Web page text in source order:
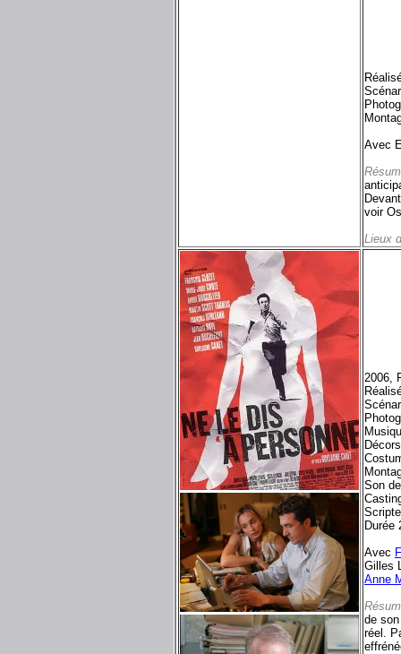
Avec
voir
Lieux
2006,
Son
Durée
Avec
Gilles
Anne
de
réel.